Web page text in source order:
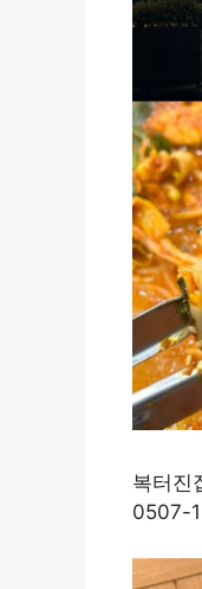
복터진
0507-